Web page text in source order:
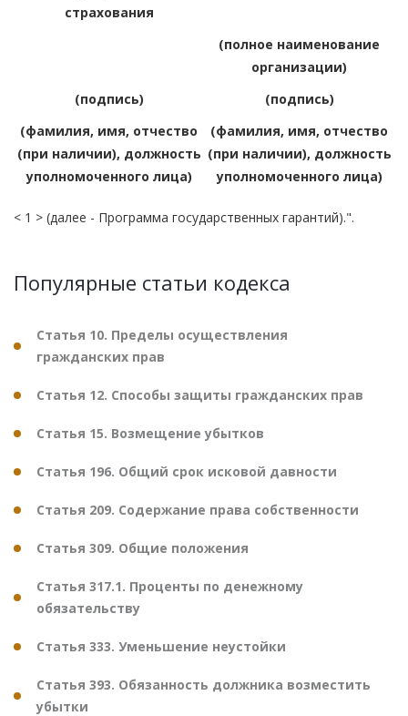
страхования
(полное наименование
организации)
(подпись)
(подпись)
(фамилия, имя, отчество
(при наличии), должность
уполномоченного лица)
(фамилия, имя, отчество
(при наличии), должность
уполномоченного лица)
< 1 > (далее - Программа государственных гарантий).".
Популярные статьи кодекса
Статья 10. Пределы осуществления
гражданских прав
Статья 12. Способы защиты гражданских прав
Статья 15. Возмещение убытков
Статья 196. Общий срок исковой давности
Статья 209. Содержание права собственности
Статья 309. Общие положения
Статья 317.1. Проценты по денежному
обязательству
Статья 333. Уменьшение неустойки
Статья 393. Обязанность должника возместить
убытки